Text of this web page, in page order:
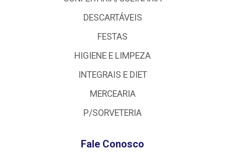
DESCARTÁVEIS
FESTAS
HIGIENE E LIMPEZA
INTEGRAIS E DIET
MERCEARIA
P/SORVETERIA
Fale Conosco